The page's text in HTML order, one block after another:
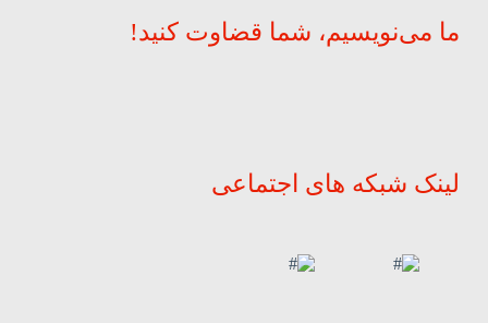
ما می‌نویسیم، شما قضاوت کنید!
لینک شبکه های اجتماعی